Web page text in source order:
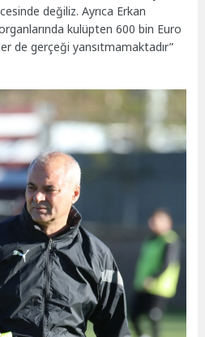
değiliz. Ayrıca Erkan
organlarında kulüpten 600 bin Euro
de gerçeği yansıtmamaktadır”